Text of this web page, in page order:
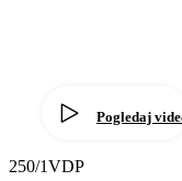
Pogledaj
250/1VDP